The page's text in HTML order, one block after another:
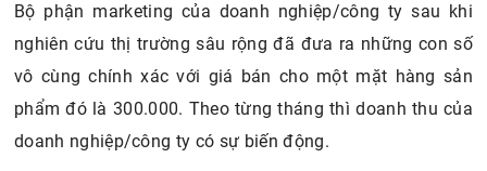
Bộ phận marketing của doanh nghiệp/công ty sau khi
nghiên cứu thị trường sâu rộng đã đưa ra những con số
vô cùng chính xác với giá bán cho một mặt hàng sản
phẩm đó là 300.000. Theo từng tháng thì doanh thu của
doanh nghiệp/công ty có sự biến động.